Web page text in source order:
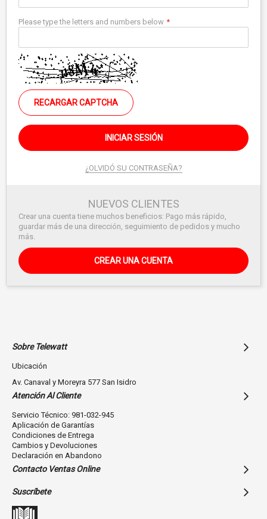
Please type the letters and numbers below
RECARGAR CAPTCHA
INICIAR SESIÓN
¿OLVIDÓ SU CONTRASEÑA?
NUEVOS CLIENTES
Crear una cuenta tiene muchos beneficios: Pago más rápido,
guardar más de una dirección, seguimiento de pedidos y mucho
más.
CREAR UNA CUENTA
Sobre Telewatt
Ubicación
Av. Canaval y Moreyra 577 San Isidro
Atención Al Cliente
Servicio Técnico: 981-032-945
Aplicación de Garantías
Condiciones de Entrega
Cambios y Devoluciones
Declaración en Abandono
Contacto Ventas Online
Suscríbete